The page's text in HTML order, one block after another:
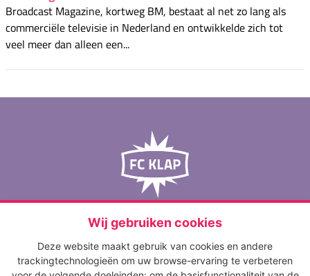
Wij gebruiken cookies
Deze website maakt gebruik van cookies en andere
trackingtechnologieën om uw browse-ervaring te verbeteren
Broadcast Magazine, kortweg BM, bestaat al net zo lang als
commerciële televisie in Nederland en ontwikkelde zich tot
veel meer dan alleen een...
media op maat
‘s-Gravelandseweg 65
info@fcklap.nl
035 - 621 01 50